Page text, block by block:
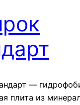
—
плита из